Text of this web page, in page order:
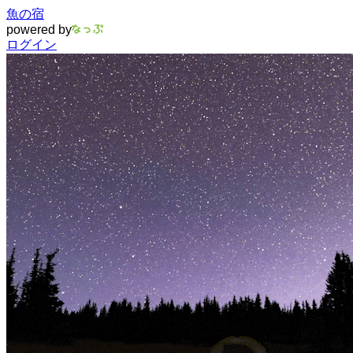
魚の宿
powered by
ログイン